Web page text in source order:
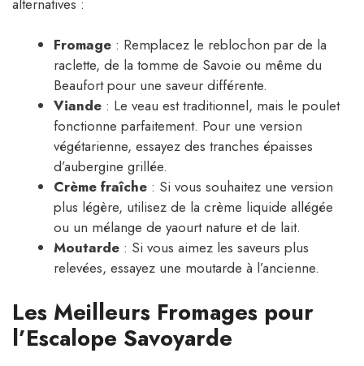
alternatives :
Fromage : Remplacez le reblochon par de la
raclette, de la tomme de Savoie ou même du
Beaufort pour une saveur différente.
Viande : Le veau est traditionnel, mais le poulet
fonctionne parfaitement. Pour une version
végétarienne, essayez des tranches épaisses
d’aubergine grillée.
Crème fraîche : Si vous souhaitez une version
plus légère, utilisez de la crème liquide allégée
ou un mélange de yaourt nature et de lait.
Moutarde : Si vous aimez les saveurs plus
relevées, essayez une moutarde à l’ancienne.
Les Meilleurs Fromages pour
l’Escalope Savoyarde